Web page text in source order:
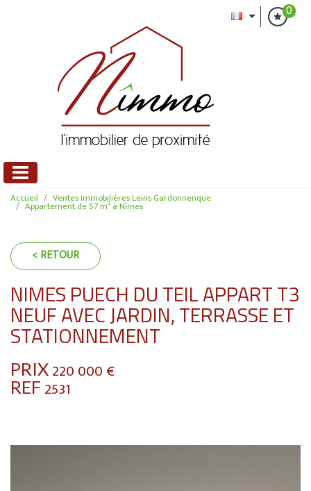
0
Accueil Ventes immobilières Leins Gardonnenque
Appartement de 57 m² à Nîmes
< RETOUR
NIMES PUECH DU TEIL APPART T3
NEUF AVEC JARDIN, TERRASSE ET
STATIONNEMENT
PRIX 220 000 €
REF 2531